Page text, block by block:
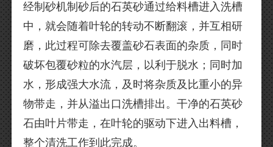
经制砂机制砂后的石英砂通过给料槽进入洗槽
中，就会随着叶轮的转动不断翻滚，并互相研
磨，此过程可除去覆盖砂石表面的杂质，同时
破坏包覆砂粒的水汽层，以利于脱水；同时加
水，形成强大水流，及时将杂质及比重小的异
物带走，并从溢出口洗槽排出。干净的石英砂
石由叶片带走，在叶轮的驱动下进入出料槽，
整个清洗工作到此完成。